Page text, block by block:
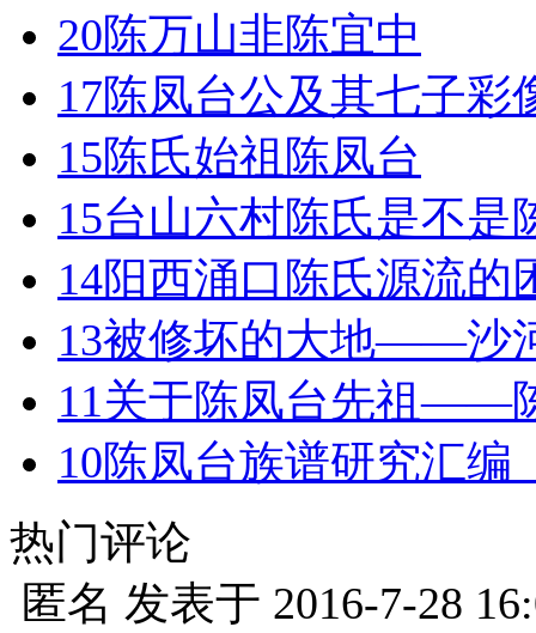
20陈万山非陈宜中
17陈凤台公及其七子彩
15陈氏始祖陈凤台
15台山六村陈氏是不是
14阳西涌口陈氏源流的
13被修坏的大地——沙
11关于陈凤台先祖——
10陈凤台族谱研究汇编
热门评论
匿名 发表于 2016-7-28